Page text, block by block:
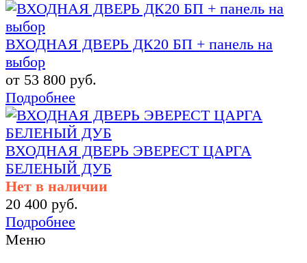
ВХОДНАЯ ДВЕРЬ ДК20 БП + панель на
выбор
от 53 800 руб.
Подробнее
ВХОДНАЯ ДВЕРЬ ЭВЕРЕСТ ЦАРГА
БЕЛЕНЫЙ ДУБ
Нет в наличии
20 400 руб.
Подробнее
Меню